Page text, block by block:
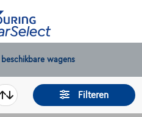
wagens
Filteren